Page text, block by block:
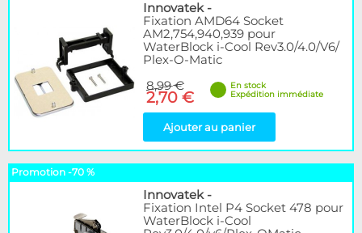
Innovatek-
Fixation AMD64 Socket
AM2,754,940,939 pour
WaterBlock i-Cool Rev3.0/4.0/V6/
Plex-O-Matic
8,99 €
2,70 €
En stock
Expédition immédiate
Ajouter au panier
Promotion -70 %
Innovatek-
Fixation Intel P4 Socket 478 pour
WaterBlock i-Cool